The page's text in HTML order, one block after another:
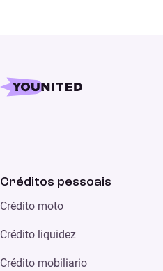
Créditos pessoais
Crédito moto
Crédito liquidez
Crédito mobiliario